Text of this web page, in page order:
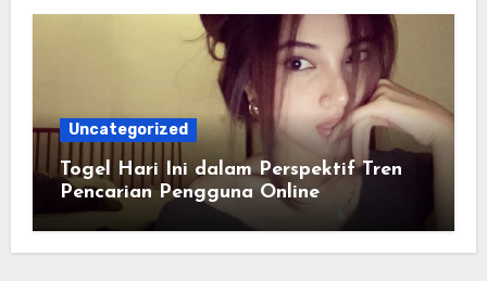
Uncategorized
Togel Hari Ini dalam Perspektif Tren
Pencarian Pengguna Online